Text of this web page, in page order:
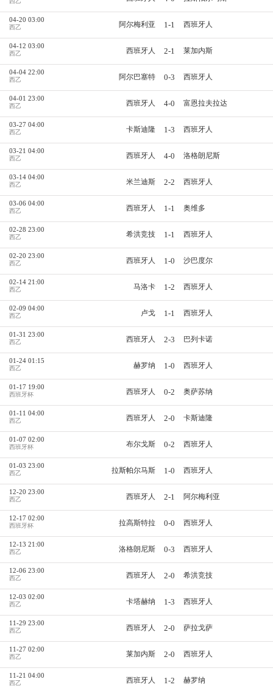
04-20 03:00
西乙 阿尔梅利亚 1-1 西班牙人
04-12 03:00
西乙 西班牙人 2-1 莱加内斯
04-04 22:00
西乙 阿尔巴塞特 0-3 西班牙人
04-01 23:00
西乙 西班牙人 4-0 富恩拉夫拉达
03-27 04:00
西乙 卡斯迪隆 1-3 西班牙人
03-21 04:00
西乙 西班牙人 4-0 洛格朗尼斯
03-14 04:00
西乙 米兰迪斯 2-2 西班牙人
03-06 04:00
西乙 西班牙人 1-1 奥维多
02-28 23:00
西乙 希洪竞技 1-1 西班牙人
02-20 23:00
西乙 西班牙人 1-0 沙巴度尔
02-14 21:00
西乙 马洛卡 1-2 西班牙人
02-09 04:00
西乙 卢戈 1-1 西班牙人
01-31 23:00
西乙 西班牙人 2-3 巴列卡诺
01-24 01:15
西乙 赫罗纳 1-0 西班牙人
01-17 19:00
西班牙杯 西班牙人 0-2 奥萨苏纳
01-11 04:00
西乙 西班牙人 2-0 卡斯迪隆
01-07 02:00
西班牙杯 布尔戈斯 0-2 西班牙人
01-03 23:00
西乙 拉斯帕尔马斯 1-0 西班牙人
12-20 23:00
西乙 西班牙人 2-1 阿尔梅利亚
12-17 02:00
西班牙杯 拉高斯特拉 0-0 西班牙人
12-13 21:00
西乙 洛格朗尼斯 0-3 西班牙人
12-06 23:00
西乙 西班牙人 2-0 希洪竞技
12-03 02:00
西乙 卡塔赫纳 1-3 西班牙人
11-29 23:00
西乙 西班牙人 2-0 萨拉戈萨
11-27 02:00
西乙 莱加内斯 2-0 西班牙人
11-21 04:00
西乙 西班牙人 1-2 赫罗纳